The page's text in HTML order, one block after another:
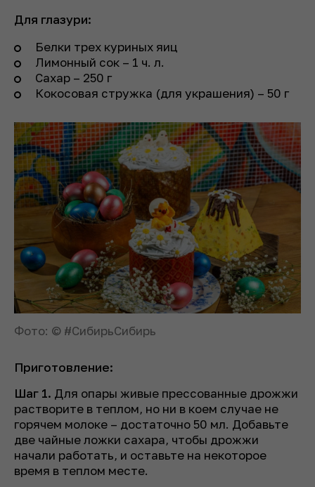
Для глазури:
Белки трех куриных яиц
Лимонный сок – 1 ч. л.
Сахар – 250 г
Кокосовая стружка (для украшения) – 50 г
Фото: © #СибирьСибирь
Приготовление:
Шаг 1. Для опары живые прессованные дрожжи
растворите в теплом, но ни в коем случае не
горячем молоке – достаточно 50 мл. Добавьте
две чайные ложки сахара, чтобы дрожжи
начали работать, и оставьте на некоторое
время в теплом месте.